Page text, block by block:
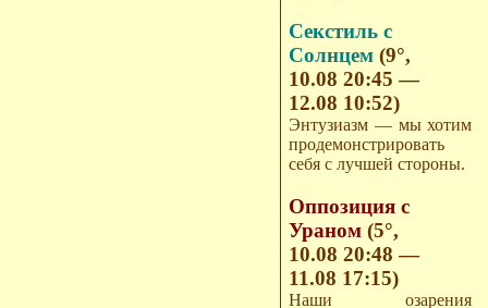
Секстиль с
Солнцем(9°,
10.08 20:45 —
12.08 10:52)
Энтузиазм — мы хотим
продемонстрировать
себя с лучшей стороны.
Оппозиция с
Ураном(5°,
10.08 20:48 —
11.08 17:15)
Наши озарения